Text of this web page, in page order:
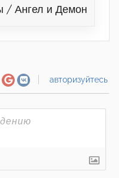
/ Ангел и Демон
авторизуйтесь